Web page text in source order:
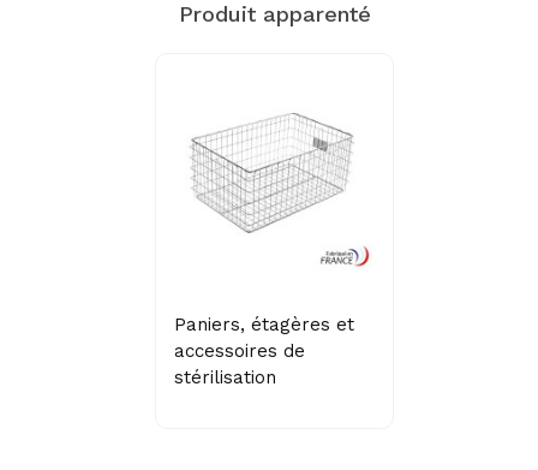
Produit apparenté
Paniers, étagères et
accessoires de
stérilisation